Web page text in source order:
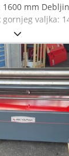
mm
valjka:
bočnog
Ø gornjeg
mašine cca:
mm
- Valjci
- Mašina
pult -
Chedpfx